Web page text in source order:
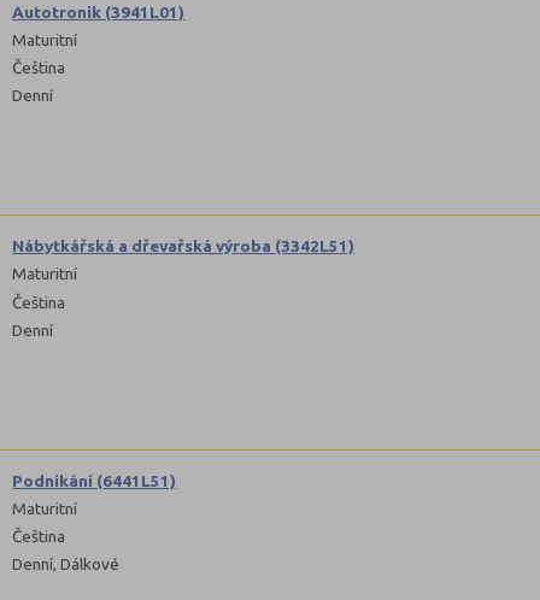
Autotronik (3941L01)
Maturitní
Čeština
Denní
Nábytkářská a dřevařská výroba (3342L51)
Maturitní
Čeština
Denní
Podnikání (6441L51)
Maturitní
Čeština
Denní, Dálkové